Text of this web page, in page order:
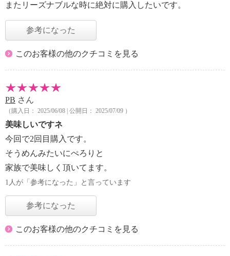
またリーズナブルな時に絶対に購入したいです。
参考になった
このお客様の他のクチコミを見る
PB さん
（購入日： 2025/06/08 | 公開日： 2025/07/09 ）
美味しいですネ
今回で2回目購入です。
そうめんみたいにぺろりと
家族で美味しく頂いてます。
1人が「参考になった」と言っています
参考になった
このお客様の他のクチコミを見る